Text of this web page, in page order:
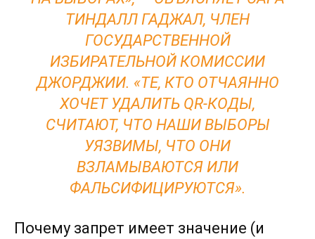
ТИНДАЛЛ ГАДЖАЛ, ЧЛЕН
ГОСУДАРСТВЕННОЙ
ИЗБИРАТЕЛЬНОЙ КОМИССИИ
ДЖОРДЖИИ. «ТЕ, КТО ОТЧАЯННО
ХОЧЕТ УДАЛИТЬ QR-КОДЫ,
СЧИТАЮТ, ЧТО НАШИ ВЫБОРЫ
УЯЗВИМЫ, ЧТО ОНИ
ВЗЛАМЫВАЮТСЯ ИЛИ
ФАЛЬСИФИЦИРУЮТСЯ».
Почему запрет имеет значение (и